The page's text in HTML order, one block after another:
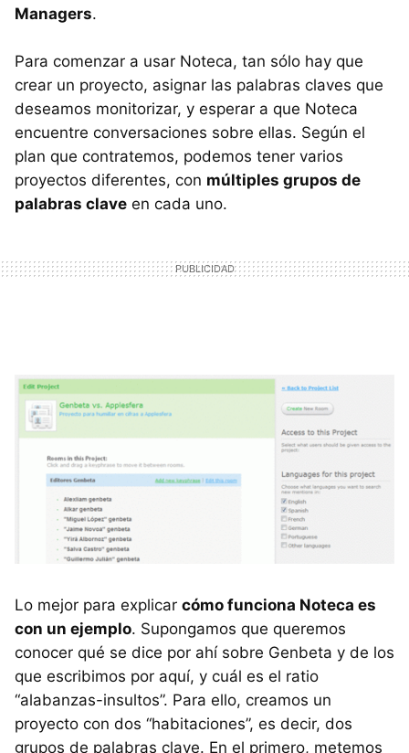
Managers.
Para comenzar a usar Noteca, tan sólo hay que
crear un proyecto, asignar las palabras claves que
deseamos monitorizar, y esperar a que Noteca
encuentre conversaciones sobre ellas. Según el
plan que contratemos, podemos tener varios
proyectos diferentes, con múltiples grupos de
palabras clave en cada uno.
Lo mejor para explicar cómo funciona Noteca es
con un ejemplo. Supongamos que queremos
conocer qué se dice por ahí sobre Genbeta y de los
que escribimos por aquí, y cuál es el ratio
“alabanzas-insultos”. Para ello, creamos un
proyecto con dos “habitaciones”, es decir, dos
grupos de palabras clave. En el primero, metemos